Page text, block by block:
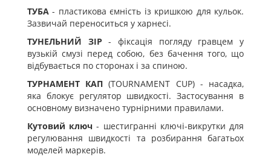
ТУБА - пластикова ємність із кришкою для кульок.
Зазвичай переноситься у харнесі.
ТУНЕЛЬНИЙ ЗІР - фіксація погляду гравцем у
вузькій смузі перед собою, без бачення того, що
відбувається по сторонах і за спиною.
ТУРНАМЕНТ КАП (TOURNAMENT CUP) - насадка,
яка блокує регулятор швидкості. Застосування в
основному визначено турнірними правилами.
Кутовий ключ - шестигранні ключі-викрутки для
регулювання швидкості та розбирання багатьох
моделей маркерів.